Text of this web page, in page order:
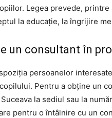
Legea prevede,
la educație, la îngrijire
un consultant în
persoanelor
Pentru a obține un
la sediul sau la
pentru o întâlnire cu un